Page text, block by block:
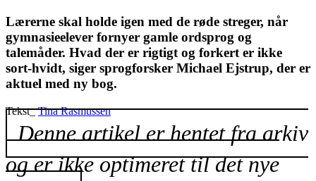
Lærerne skal holde igen med de røde streger, når
gymnasieelever fornyer gamle ordsprog og
talemåder. Hvad der er rigtigt og forkert er ikke
sort-hvidt, siger sprogforsker Michael Ejstrup, der er
aktuel med ny bog.
Tekst_Tina Rasmussen
Denne artikel er hentet fra arkiv
og er ikke optimeret til det nye